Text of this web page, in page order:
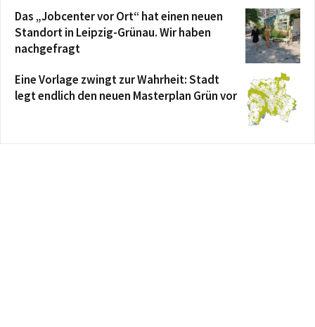
Das „Jobcenter vor Ort“ hat einen neuen
Standort in Leipzig-Grünau. Wir haben
nachgefragt
Eine Vorlage zwingt zur Wahrheit: Stadt
legt endlich den neuen Masterplan Grün vor